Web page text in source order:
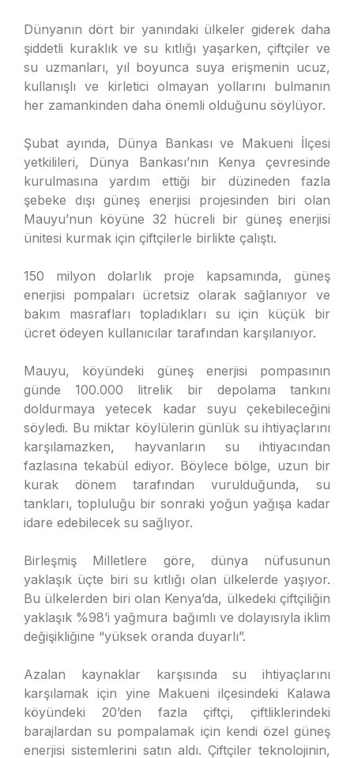
Dünyanın dört bir yanındaki ülkeler giderek daha
şiddetli kuraklık ve su kıtlığı yaşarken, çiftçiler ve
su uzmanları, yıl boyunca suya erişmenin ucuz,
kullanışlı ve kirletici olmayan yollarını bulmanın
her zamankinden daha önemli olduğunu söylüyor.
Şubat ayında, Dünya Bankası ve Makueni İlçesi
yetkilileri, Dünya Bankası’nın Kenya çevresinde
kurulmasına yardım ettiği bir düzineden fazla
şebeke dışı güneş enerjisi projesinden biri olan
Mauyu’nun köyüne 32 hücreli bir güneş enerjisi
ünitesi kurmak için çiftçilerle birlikte çalıştı.
150 milyon dolarlık proje kapsamında, güneş
enerjisi pompaları ücretsiz olarak sağlanıyor ve
bakım masrafları topladıkları su için küçük bir
ücret ödeyen kullanıcılar tarafından karşılanıyor.
Mauyu, köyündeki güneş enerjisi pompasının
günde 100.000 litrelik bir depolama tankını
doldurmaya yetecek kadar suyu çekebileceğini
söyledi. Bu miktar köylülerin günlük su ihtiyaçlarını
karşılamazken, hayvanların su ihtiyacından
fazlasına tekabül ediyor. Böylece bölge, uzun bir
kurak dönem tarafından vurulduğunda, su
tankları, topluluğu bir sonraki yoğun yağışa kadar
idare edebilecek su sağlıyor.
Birleşmiş Milletlere göre, dünya nüfusunun
yaklaşık üçte biri su kıtlığı olan ülkelerde yaşıyor.
Bu ülkelerden biri olan Kenya’da, ülkedeki çiftçiliğin
yaklaşık %98’i yağmura bağımlı ve dolayısıyla iklim
değişikliğine “yüksek oranda duyarlı”.
Azalan kaynaklar karşısında su ihtiyaçlarını
karşılamak için yine Makueni ilçesindeki Kalawa
köyündeki 20’den fazla çiftçi, çiftliklerindeki
barajlardan su pompalamak için kendi özel güneş
enerjisi sistemlerini satın aldı. Çiftçiler teknolojinin,